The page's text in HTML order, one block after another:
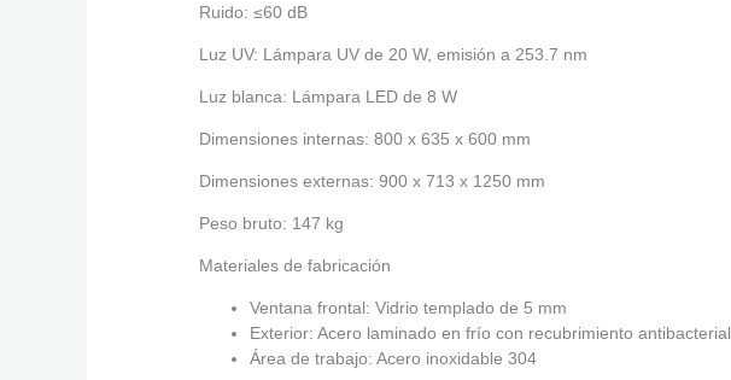
Ruido: ≤60 dB
Luz UV: Lámpara UV de 20 W, emisión a 253.7 nm
Luz blanca: Lámpara LED de 8 W
Dimensiones internas: 800 x 635 x 600 mm
Dimensiones externas: 900 x 713 x 1250 mm
Peso bruto: 147 kg
Materiales de fabricación
Ventana frontal: Vidrio templado de 5 mm
Exterior: Acero laminado en frío con recubrimiento antibacterial
Área de trabajo: Acero inoxidable 304